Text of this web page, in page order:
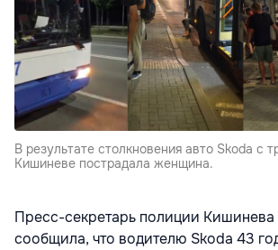
В результате столкновения авто Skoda с
Кишиневе пострадала женщина.
Пресс-секретарь полиции Кишинева
сообщила, что водителю Skoda 43